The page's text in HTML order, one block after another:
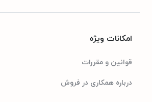
وزن
امکانات ویژه
قوانین و مقررات
درباره همکاری در فروش